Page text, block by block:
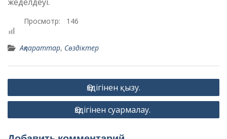
Просмотр: 146
Ақпараттар, Сөздіктер
Навигация
по
Өздігінен қызу.
Өздігінен суармалау.